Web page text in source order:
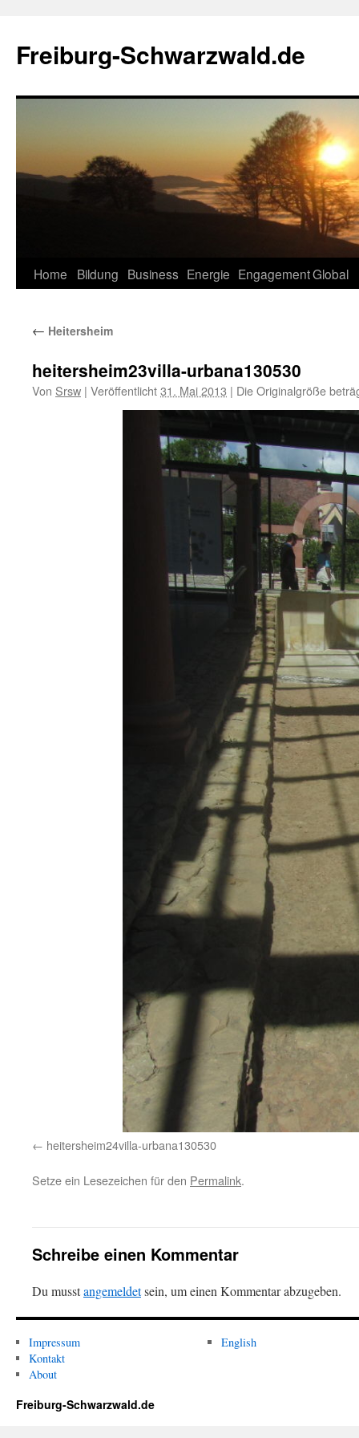
springen
Freiburg-Schwarzwald.de
Home Bildung Business Energie EngagementGlobal
← Heitersheim
heitersheim23villa-urbana130530
Von Srsw | Veröffentlicht31. Mai 2013 | Die Originalgröße
heitersheim24villa-urbana130530
Setze ein Lesezeichen für den Permalink.
Schreibe einen Kommentar
Du musstangemeldetsein, um einen Kommentar abzugeben.
Impressum
Kontakt
About
English
Freiburg-Schwarzwald.de